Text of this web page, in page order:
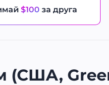
$100 за друга
(США,